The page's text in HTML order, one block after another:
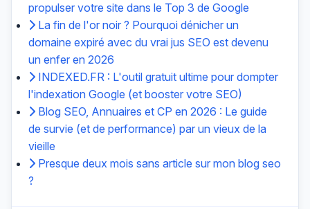
propulser votre site dans le Top 3 de Google
La fin de l'or noir ? Pourquoi dénicher un
domaine expiré avec du vrai jus SEO est devenu
un enfer en 2026
INDEXED.FR : L'outil gratuit ultime pour dompter
l'indexation Google (et booster votre SEO)
Blog SEO, Annuaires et CP en 2026 : Le guide
de survie (et de performance) par un vieux de la
vieille
Presque deux mois sans article sur mon blog seo
?